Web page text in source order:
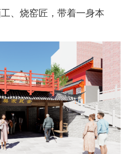
、烧窑匠，带着一身本